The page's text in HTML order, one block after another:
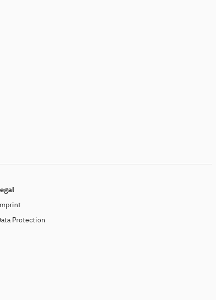
Protection